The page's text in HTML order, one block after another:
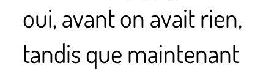
oui, avant on avait rien,
tandis que maintenant